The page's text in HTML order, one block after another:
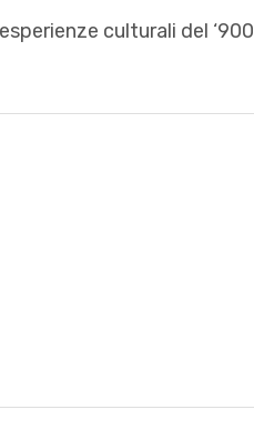
culturali del ‘900